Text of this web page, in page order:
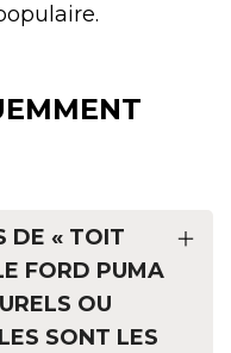
DE « TOIT
FORD PUMA
OU
SONT LES